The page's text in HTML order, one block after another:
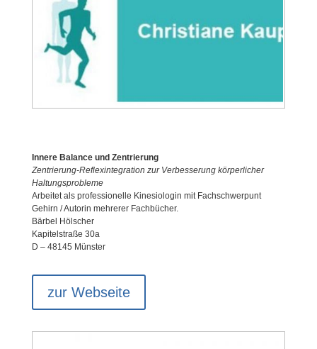
Innere Balance und Zentrierung
Zentrierung-Reflexintegration zur Verbesserung körperlicher
Haltungsprobleme
Arbeitet als professionelle Kinesiologin mit Fachschwerpunt
Gehirn / Autorin mehrerer Fachbücher.
Bärbel Hölscher
Kapitelstraße 30a
D – 48145 Münster
zur Webseite